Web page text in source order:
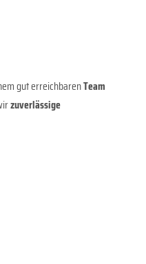
gut erreichbarenTeam
zuverlässige